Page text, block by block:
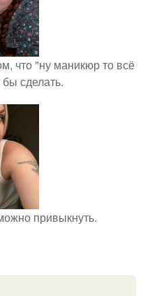
что "ну маникюр то всё
сделать.
привыкнуть.